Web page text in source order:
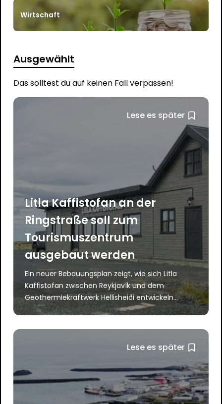
Wirtschaft
Ausgewählt
Das solltest du auf keinen Fall verpassen!
Lese es später
Litla Kaffistofan an der
Ringstraße soll zum
Tourismuszentrum
ausgebaut werden
Ein neuer Bebauungsplan zeigt, wie sich Litla
Kaffistofan zwischen Reykjavík und dem
Geothermiekraftwerk Hellisheiði entwickeln...
Lese es später